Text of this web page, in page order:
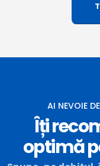
AI NEVOIE
Îți
optimă